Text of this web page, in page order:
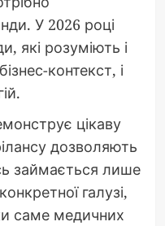
У 2026 році
які розуміють і
контекст, і
цікаву
дозволяють
займається лише
галузі,
саме медичних